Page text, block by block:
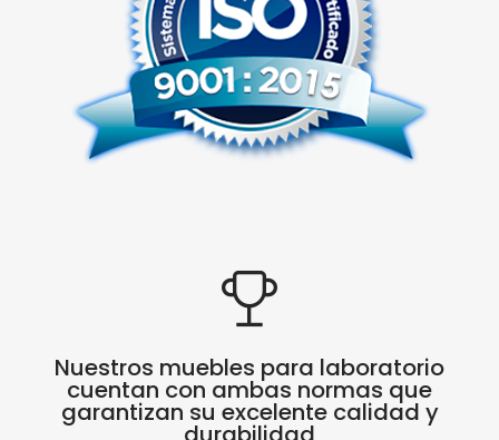
Nuestros muebles para laboratorio
cuentan con ambas normas que
garantizan su excelente calidad y